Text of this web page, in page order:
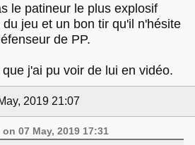
le patineur le plus explosif
jeu et un bon tir qu'il n'hésite
de PP.
j'ai pu voir de lui en vidéo.
2019 21:07
07 May, 2019 17:31